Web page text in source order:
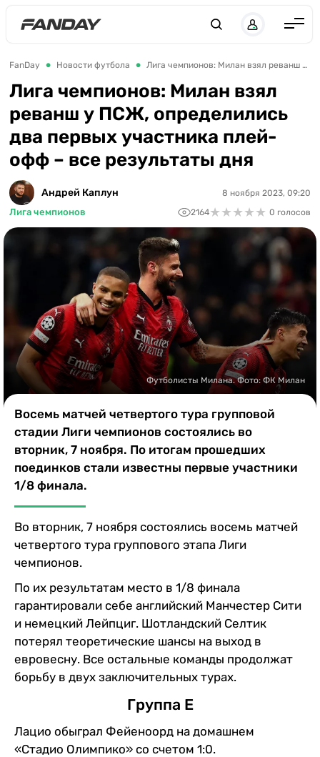
Англия
Испания
Германия
Италия
Франция
Украина
ЛЧ
Букмекеры
Казино
FanDay Новости футбола Лига чемпионов: Милан взял реванш у ПСЖ, определились два первых участника плей-офф – все результаты дня
Лига чемпионов: Милан взял
реванш у ПСЖ, определились
два первых участника плей-
офф – все результаты дня
Андрей Каплун
Лига чемпионов
8 ноября 2023, 09:20
2164★★★★★
★★★★★ 0 голосов
Футболисты Милана. Фото: ФК Милан
Восемь матчей четвертого тура групповой
стадии Лиги чемпионов состоялись во
вторник, 7 ноября. По итогам прошедших
поединков стали известны первые участники
1/8 финала.
Во вторник, 7 ноября состоялись восемь матчей
четвертого тура группового этапа Лиги
чемпионов.
По их результатам место в 1/8 финала
гарантировали себе английский Манчестер Сити
и немецкий Лейпциг. Шотландский Селтик
потерял теоретические шансы на выход в
евровесну. Все остальные команды продолжат
борьбу в двух заключительных турах.
Группа Е
Лацио обыграл Фейеноорд на домашнем
«Стадио Олимпико» со счетом 1:0.